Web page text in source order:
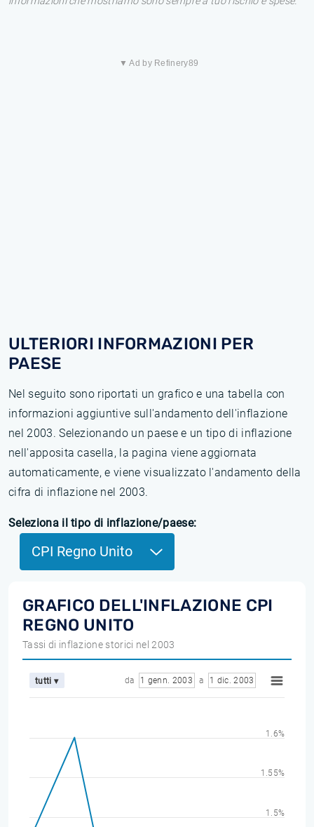
▼ Ad by Refinery89
ULTERIORI INFORMAZIONI PER
PAESE
Nel seguito sono riportati un grafico e una tabella con
informazioni aggiuntive sull'andamento dell'inflazione
nel 2003. Selezionando un paese e un tipo di inflazione
nell'apposita casella, la pagina viene aggiornata
automaticamente, e viene visualizzato l'andamento della
cifra di inflazione nel 2003.
Seleziona il tipo di inflazione/paese:
CPI Regno Unito
GRAFICO DELL'INFLAZIONE CPI
REGNO UNITO
Tassi di inflazione storici nel 2003
tutti ▾ da 1 genn. 2003 a 1 dic. 2003
1.5%
1.55%
1.6%